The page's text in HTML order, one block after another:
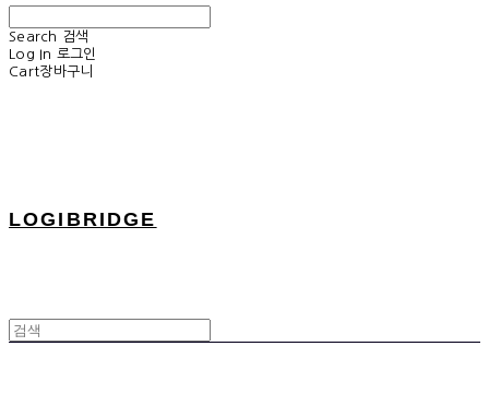
Search
검색
Log In 로그인
Cart장바구니
LOGIBRIDGE